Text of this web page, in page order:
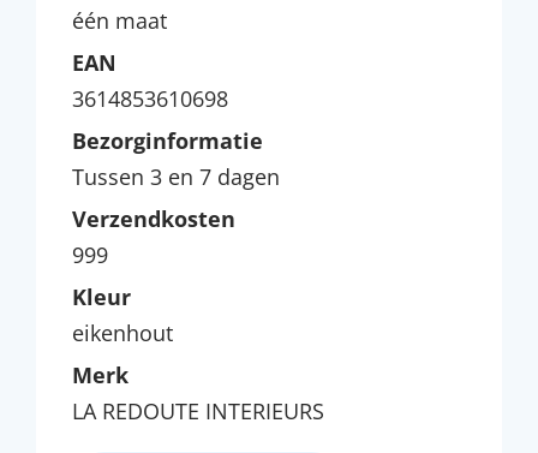
één maat
EAN
3614853610698
Bezorginformatie
Tussen 3 en 7 dagen
Verzendkosten
999
Kleur
eikenhout
Merk
LA REDOUTE INTERIEURS